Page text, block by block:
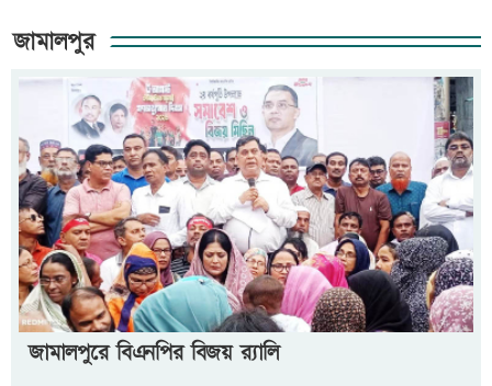
জামালপুর
জামালপুরে বিএনপির বিজয় র‍্যালি